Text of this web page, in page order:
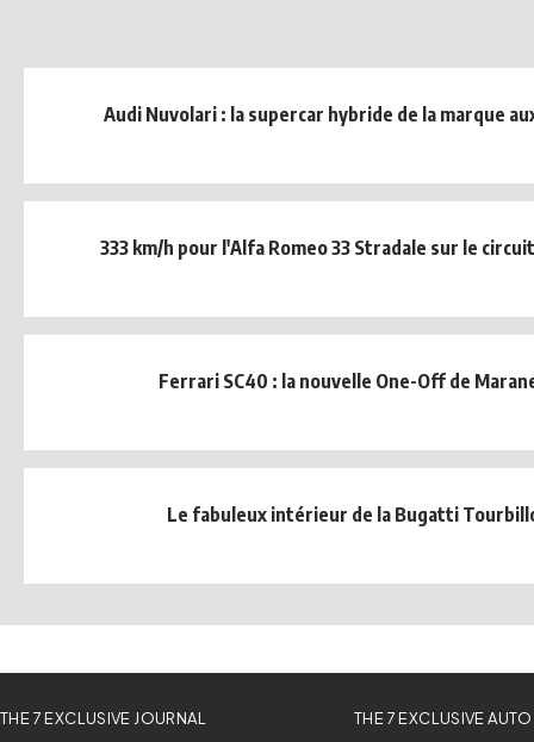
Audi Nuvolari : la supercar hybride de la marque
333 km/h pour l'Alfa Romeo 33 Stradale sur le
Ferrari SC40 : la nouvelle One-Off de
Le fabuleux intérieur de la Bugatti
THE 7 EXCLUSIVE JOURNAL THE 7 EXCLUSIVE AUTO